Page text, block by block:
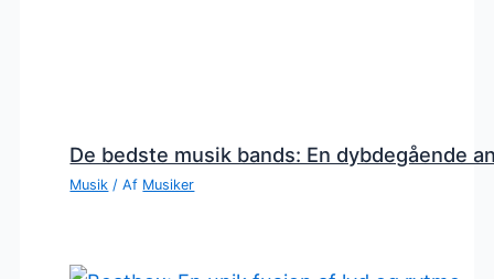
De bedste musik bands: En dybdegående
Musik / Af Musiker